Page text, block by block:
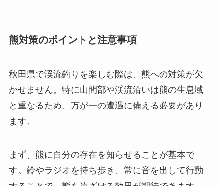
熊対策のポイントと注意事項
秋田県で渓流釣りを楽しむ際は、熊への対策が欠
かせません。特に山間部や渓流沿いは熊の生息域
と重なるため、万が一の遭遇に備える必要があり
ます。
まず、熊に自分の存在を知らせることが基本で
す。鈴やラジオを持ち歩き、常に音を出して行動